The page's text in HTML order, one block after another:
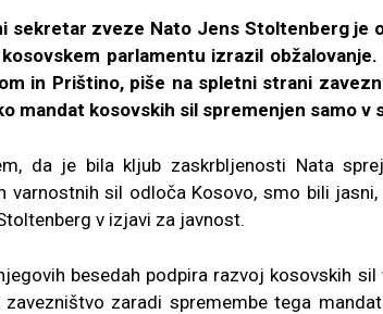
sekretar zveze Nato Jens Stoltenberg je
parlamentu izrazil
in Prištino, piše na spletni strani
mandat kosovskih sil spremenjen samo v
da je bila kljub zaskrbljenosti Nata
varnostnih sil odloča Kosovo, smo bili
v izjavi za javnost.
besedah podpira razvoj kosovskih
zavezništvo zaradi spremembe tega